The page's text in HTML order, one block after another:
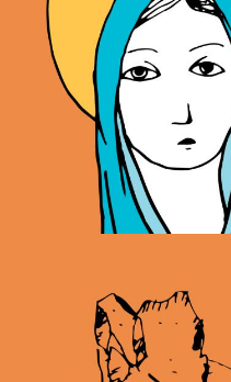
As Santas